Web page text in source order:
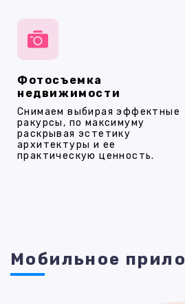
Фотосъемка
недвижимости
Снимаем выбирая эффектные
ракурсы, по максимуму
раскрывая эстетику
архитектуры и ее
практическую ценность.
Мобильное